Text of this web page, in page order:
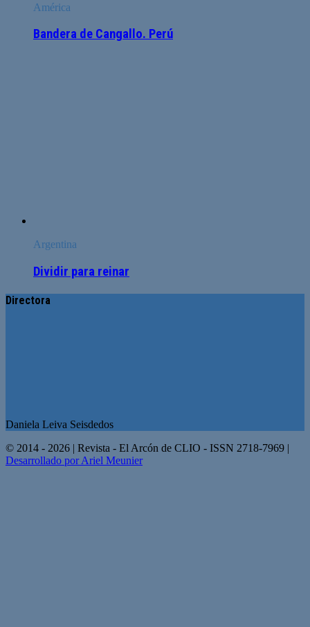
América
Bandera de Cangallo. Perú
Argentina
Dividir para reinar
Directora
Daniela Leiva Seisdedos
© 2014 - 2026 | Revista - El Arcón de CLIO - ISSN 2718-7969 |
Desarrollado por Ariel Meunier